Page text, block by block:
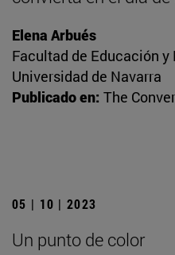
Elena Arbués
Facultad de Educación
Universidad de Navarra
Publicado en: The
05 | 10 | 2023
Un punto de color